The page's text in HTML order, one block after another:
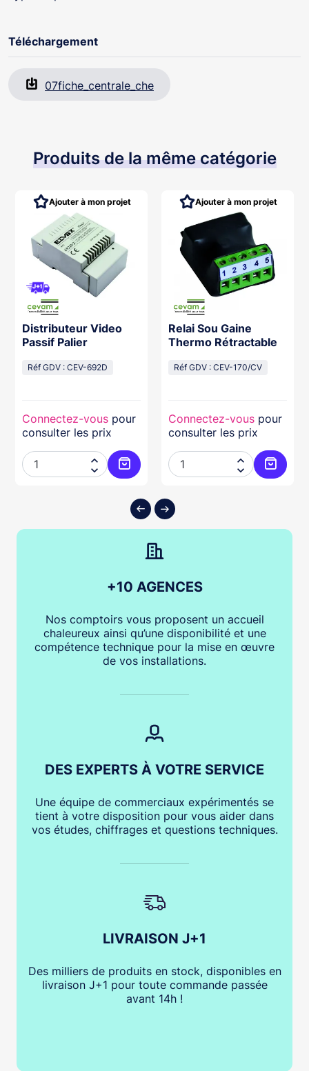
Téléchargement
07fiche_centrale_che
Produits de la même catégorie
au panier
Distributeur Video
Passif Palier
Réf GDV : CEV-692D
Connectez-vous pour
consulter les prix


Ajouter au panier
Ajouter à mon projet
Relai Sou Gaine
Thermo Rétractable
Réf GDV : CEV-170/CV
Connectez-vous pour
consulter les prix


Ajouter à mon projet
+10 AGENCES
Nos comptoirs vous proposent un accueil
chaleureux ainsi qu’une disponibilité et une
compétence technique pour la mise en œuvre
de vos installations.
DES EXPERTS À VOTRE SERVICE
Une équipe de commerciaux expérimentés se
tient à votre disposition pour vous aider dans
vos études, chiffrages et questions techniques.
LIVRAISON J+1
Des milliers de produits en stock, disponibles en
livraison J+1 pour toute commande passée
avant 14h !